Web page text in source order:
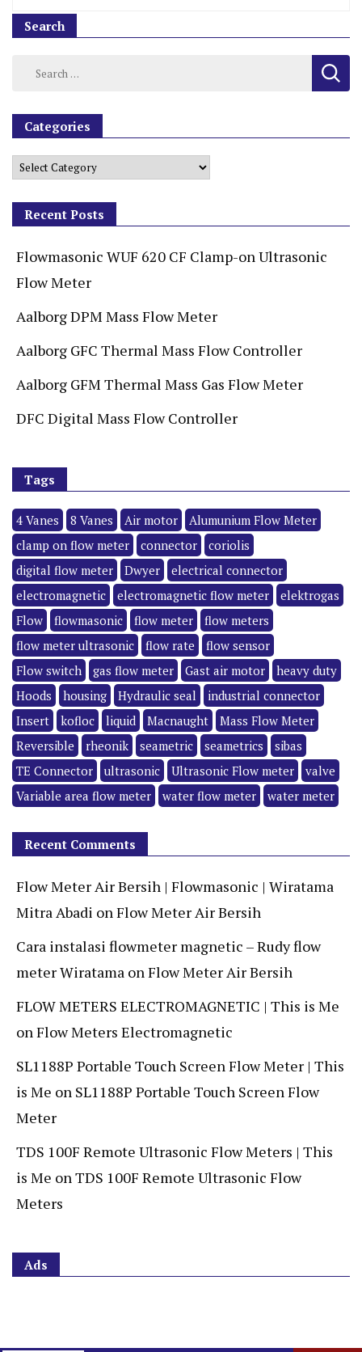
Search
Categories
Recent Posts
Flowmasonic WUF 620 CF Clamp-on Ultrasonic
Flow Meter
Aalborg DPM Mass Flow Meter
Aalborg GFC Thermal Mass Flow Controller
Aalborg GFM Thermal Mass Gas Flow Meter
DFC Digital Mass Flow Controller
Tags
4 Vanes 8 Vanes Air motor
Alumunium Flow Meter
clamp on flow meter
connector
coriolis
digital flow meter
Dwyer
electrical connector
electromagnetic
electromagnetic flow meter
elektrogas
Flow
flowmasonic flow meter
flow meters
flow meter ultrasonic
flow rate
flow sensor
Flow switch
gas flow meter Gast air motor
heavy duty
Hoods
housing Hydraulic seal
industrial connector
Insert
kofloc liquid Macnaught
Mass Flow Meter
Reversible
rheonik seametric seametrics
sibas
TE Connector
ultrasonic Ultrasonic Flow meter
valve
Variable area flow meter
water flow meter water meter
Recent Comments
Flow Meter Air Bersih | Flowmasonic | Wiratama
Mitra Abadi onFlow Meter Air Bersih
Cara instalasi flowmeter magnetic – Rudy flow
meter Wiratama onFlow Meter Air Bersih
FLOW METERS ELECTROMAGNETIC | This is Me
onFlow Meters Electromagnetic
SL1188P Portable Touch Screen Flow Meter | This
is Me on SL1188P Portable Touch Screen Flow
Meter
TDS 100F Remote Ultrasonic Flow Meters | This
is Me onTDS 100F Remote Ultrasonic Flow
Meters
Ads